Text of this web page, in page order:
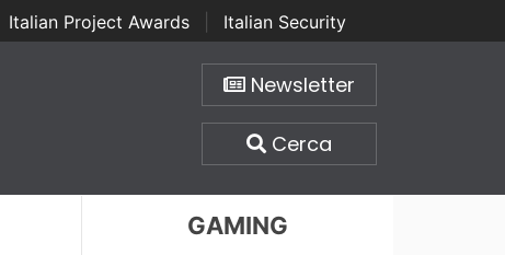
Italian Project Awards
Italian Security
Newsletter
Cerca
GAMING